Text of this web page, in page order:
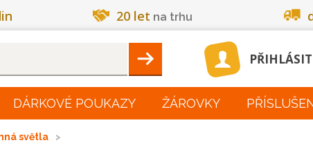
20 let na trhu
Hleadat PŘIHLÁSIT
DÁRKOVÉ POUKAZY ŽÁROVKY
světla